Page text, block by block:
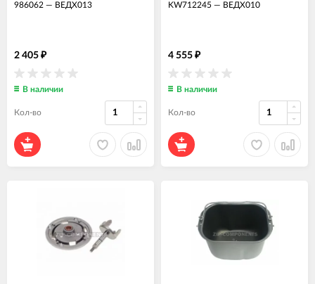
986062 — ВЕДХ013
2 405 ₽
В наличии
Кол-во
KW712245 — ВЕДХ010
4 555 ₽
В наличии
Кол-во